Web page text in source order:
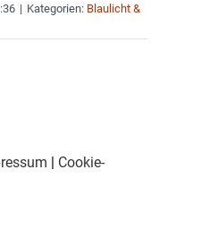
| Kategorien: Blaulicht &
| Cookie-